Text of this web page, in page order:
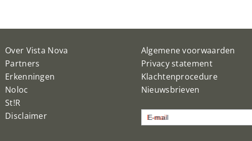
Over Vista Nova
Partners
Erkenningen
Noloc
St!R
Disclaimer
Algemene voorwaarden
Privacy statement
Klachtenprocedure
Nieuwsbrieven
inschrijven
E-mail